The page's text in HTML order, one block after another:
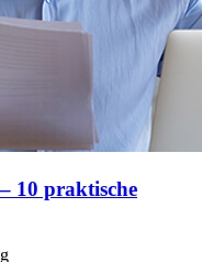
10 praktische